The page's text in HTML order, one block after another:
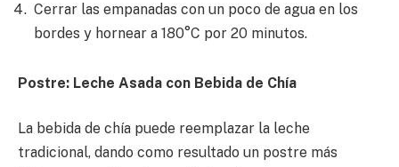
Cerrar las empanadas con un poco de agua en los
bordes y hornear a 180°C por 20 minutos.
Postre: Leche Asada con Bebida de Chía
La bebida de chía puede reemplazar la leche
tradicional, dando como resultado un postre más